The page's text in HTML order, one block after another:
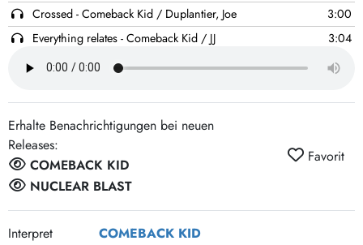
Crossed - Comeback Kid / Duplantier, Joe
3:00
Everything relates - Comeback Kid / JJ
3:04
Dead on the fence - Comeback Kid
3:13
In-between - Comeback Kid
Standstill - Comeback Kid
2:42
Menacing weight - Comeback Kid
Erhalte Benachrichtigungen bei neuen
Releases:
COMEBACK KID
NUCLEAR BLAST
Favorit
Interpret
COMEBACK KID